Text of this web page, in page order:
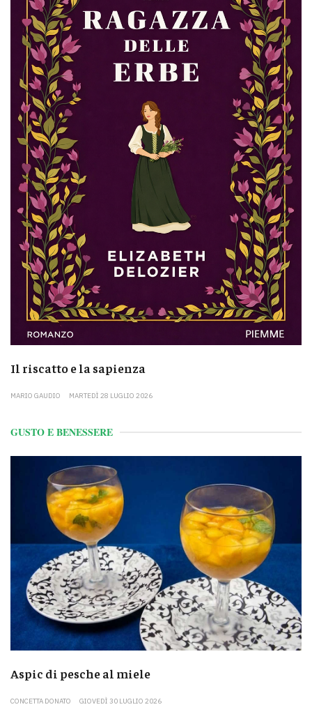
Il riscatto e la sapienza
MARIO GAUDIO MARTEDÌ 28 LUGLIO 2026
GUSTO E BENESSERE
Aspic di pesche al miele
CONCETTA DONATO GIOVEDÌ 30 LUGLIO 2026